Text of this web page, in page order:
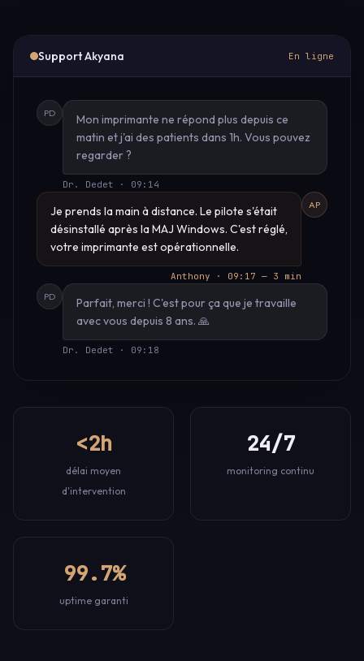
Support Akyana En ligne
PD
Mon imprimante ne répond plus depuis ce
matin et j'ai des patients dans 1h. Vous pouvez
regarder ?
Dr. Dedet · 09:14
AP
Je prends la main à distance. Le pilote s'était
désinstallé après la MAJ Windows. C'est réglé,
votre imprimante est opérationnelle.
Anthony · 09:17 — 3 min
PD
Parfait, merci ! C'est pour ça que je travaille
avec vous depuis 8 ans. 🙏
Dr. Dedet · 09:18
<2h
délai moyen
d'intervention
24/7
monitoring continu
99.7%
uptime garanti